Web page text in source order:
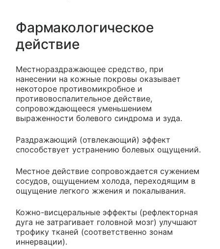
Фармакологическое
действие
Местнораздражающее средство, при
нанесении на кожные покровы оказывает
некоторое противомикробное и
противовоспалительное действие,
сопровождающееся уменьшением
выраженности болевого синдрома и зуда.
Раздражающий (отвлекающий) эффект
способствует устранению болевых ощущений.
Местное действие сопровождается сужением
сосудов, ощущением холода, переходящим в
ощущение легкого жжения и покалывания.
Кожно-висцеральные эффекты (рефлекторная
дуга не затрагивает головной мозг) улучшают
трофику тканей (соответственно зонам
иннервации).